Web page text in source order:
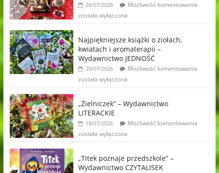
28/07/2026
Możliwość komentowania
została wyłączona
Najpiękniejsze książki o ziołach,
kwiatach i aromaterapii –
Wydawnictwo JEDNOŚĆ
20/07/2026
Możliwość komentowania
została wyłączona
„Zielniczek” – Wydawnictwo
LITERACKIE
18/07/2026
Możliwość komentowania
została wyłączona
„Titek poznaje przedszkole” –
Wydawnictwo CZYTALISEK